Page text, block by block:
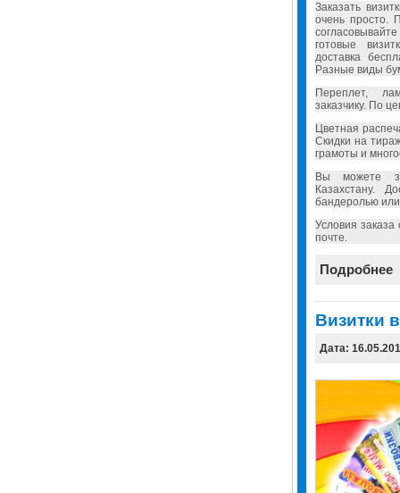
Заказать
очень просто.
готовые
доставка
Разные виды
Переплет,
заказчику. По
Цветная
Скидки на
грамоты и
Вы можете
Казахстану.
бандеролью
Условия заказа
почте.
Подробнее
Визитки
Дата: